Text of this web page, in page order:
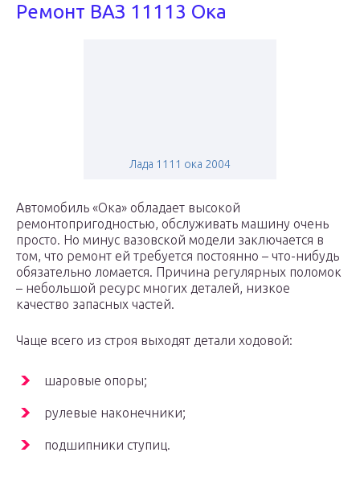
Ремонт ВАЗ 11113 Ока
Лада 1111 ока 2004
Автомобиль «Ока» обладает высокой
ремонтопригодностью, обслуживать машину очень
просто. Но минус вазовской модели заключается в
том, что ремонт ей требуется постоянно – что-нибудь
обязательно ломается. Причина регулярных поломок
– небольшой ресурс многих деталей, низкое
качество запасных частей.
Чаще всего из строя выходят детали ходовой:
шаровые опоры;
рулевые наконечники;
подшипники ступиц.